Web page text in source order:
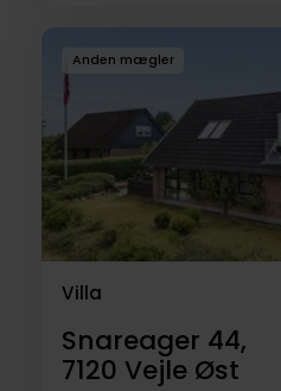
Anden mægler
Villa
Snareager 44,
7120 Vejle Øst